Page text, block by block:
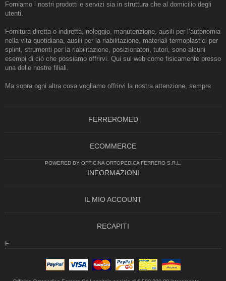
Forniamo i nostri prodotti e servizi sia in struttura che al domicilio degli
utenti.
Fornitura diretta o indiretta, noleggio, manutenzione, ausili per l’autonomia
nella vita quotidiana, ausili per la riabilitazione, materiali termoplastici per
splint, strumenti per la riabilitazione, posizionatori, tutori, sono alcuni
esempi di ciò che possiamo offrirvi. Qui sul web come fisicamente presso
una delle nostre filiali.
Ma sopra ogni altra cosa vogliamo offrirvi la nostra attenzione, sempre
FERREROMED
ECOMMERCE
POWERED BY OFFICINA ORTOPEDICA FERRERO S.R.L.
INFORMAZIONI
IL MIO ACCOUNT
RECAPITI
F